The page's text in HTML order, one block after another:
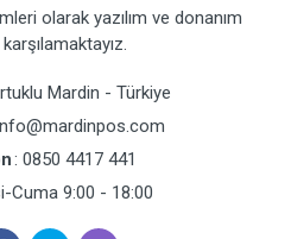
olarak yazılım ve donanım
karşılamaktayız.
Mardin - Türkiye
: 0850 4417 441
Cuma 9:00 - 18:00